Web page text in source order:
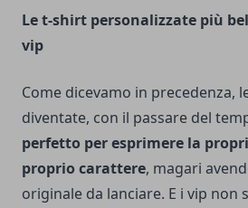
Le t-shirt personalizzate più
vip
Come dicevamo in precedenza,
diventate, con il passare del
perfetto per esprimere la
proprio carattere, magari
originale da lanciare. E i vip non